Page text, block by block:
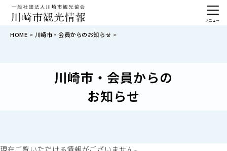
HOME 川崎市・会員からのお知らせ
川崎市・会員からの
お知らせ
現在ご覧いただける情報がございません。
メニュー